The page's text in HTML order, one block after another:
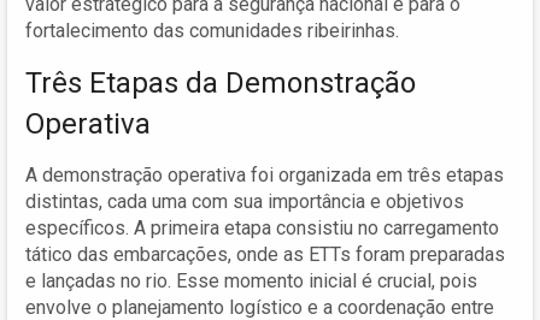
fortalecimento das comunidades ribeirinhas.
Três Etapas da Demonstração
Operativa
A demonstração operativa foi organizada em três etapas
distintas, cada uma com sua importância e objetivos
específicos. A primeira etapa consistiu no carregamento
tático das embarcações, onde as ETTs foram preparadas
e lançadas no rio. Esse momento inicial é crucial, pois
envolve o planejamento logístico e a coordenação entre